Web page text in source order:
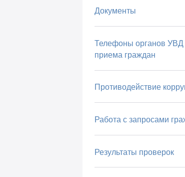
Документы
Телефоны органов УВД
приема граждан
Противодействие
Работа с запросами
Результаты проверок